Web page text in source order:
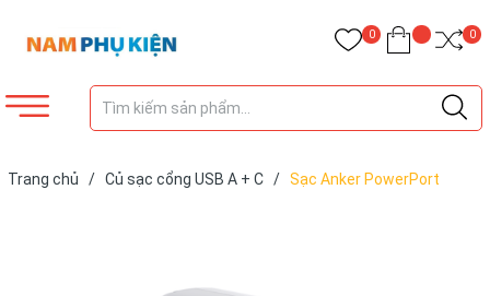
0 0
Trang chủ / Củ sạc cổng USB A + C / Sạc Anker PowerPort